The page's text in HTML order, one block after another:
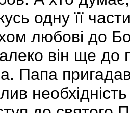
одну її
любові до
він ще до
Папа